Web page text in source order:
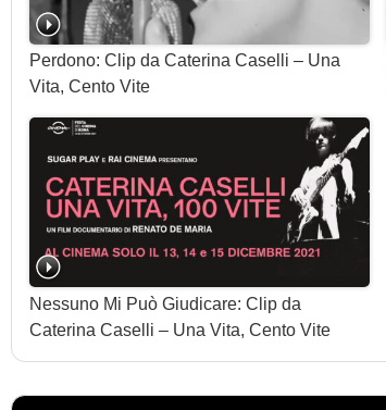
Perdono: Clip da Caterina Caselli – Una
Vita, Cento Vite
Nessuno Mi Può Giudicare: Clip da
Caterina Caselli – Una Vita, Cento Vite